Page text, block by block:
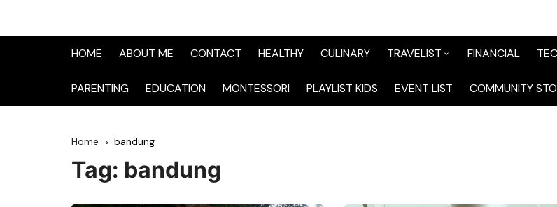
HOME ABOUT ME CONTACT HEALTHY CULINARY TRAVELIST
TraveList Sumatera
FINANCIAL
PARENTING EDUCATION MONTESSORI PLAYLIST KIDS EVENT LIST COMMUNITY
Home bandung
Tag: bandung